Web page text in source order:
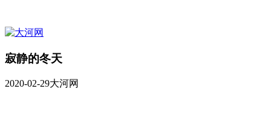
寂静的冬天
2020-02-29大河网